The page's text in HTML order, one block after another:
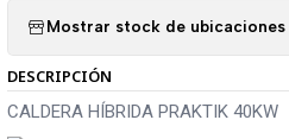
Mostrar stock de ubicaciones
DESCRIPCIÓN
CALDERA HÍBRIDA PRAKTIK 40KW